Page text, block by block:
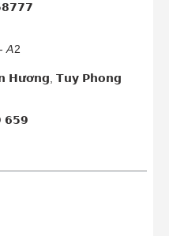
𝘈2
𝗛𝘂̛𝗼̛𝗻𝗴, 𝗧𝘂𝘆 𝗣𝗵𝗼𝗻𝗴
𝟲𝟱𝟵